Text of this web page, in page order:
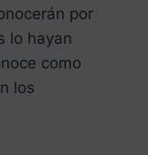
por
lo hayan
como
los